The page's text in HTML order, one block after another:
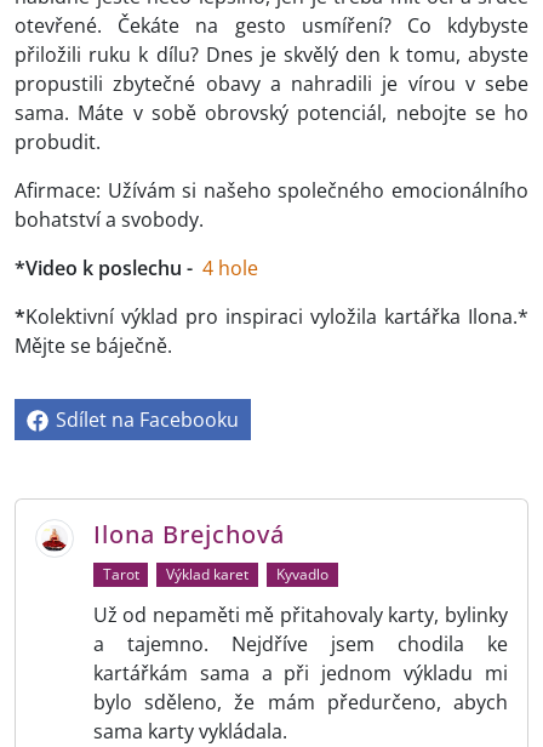
otevřené. Čekáte na gesto usmíření? Co kdybyste
přiložili ruku k dílu? Dnes je skvělý den k tomu, abyste
propustili zbytečné obavy a nahradili je vírou v sebe
sama. Máte v sobě obrovský potenciál, nebojte se ho
probudit.
Afirmace: Užívám si našeho společného emocionálního
bohatství a svobody.
*Video k poslechu - 4 hole
*Kolektivní výklad pro inspiraci vyložila kartářka Ilona.*
Mějte se báječně.
Sdílet na Facebooku
Ilona Brejchová
Tarot Výklad karet Kyvadlo
Už od nepaměti mě přitahovaly karty, bylinky
a tajemno. Nejdříve jsem chodila ke
kartářkám sama a při jednom výkladu mi
bylo sděleno, že mám předurčeno, abych
sama karty vykládala.